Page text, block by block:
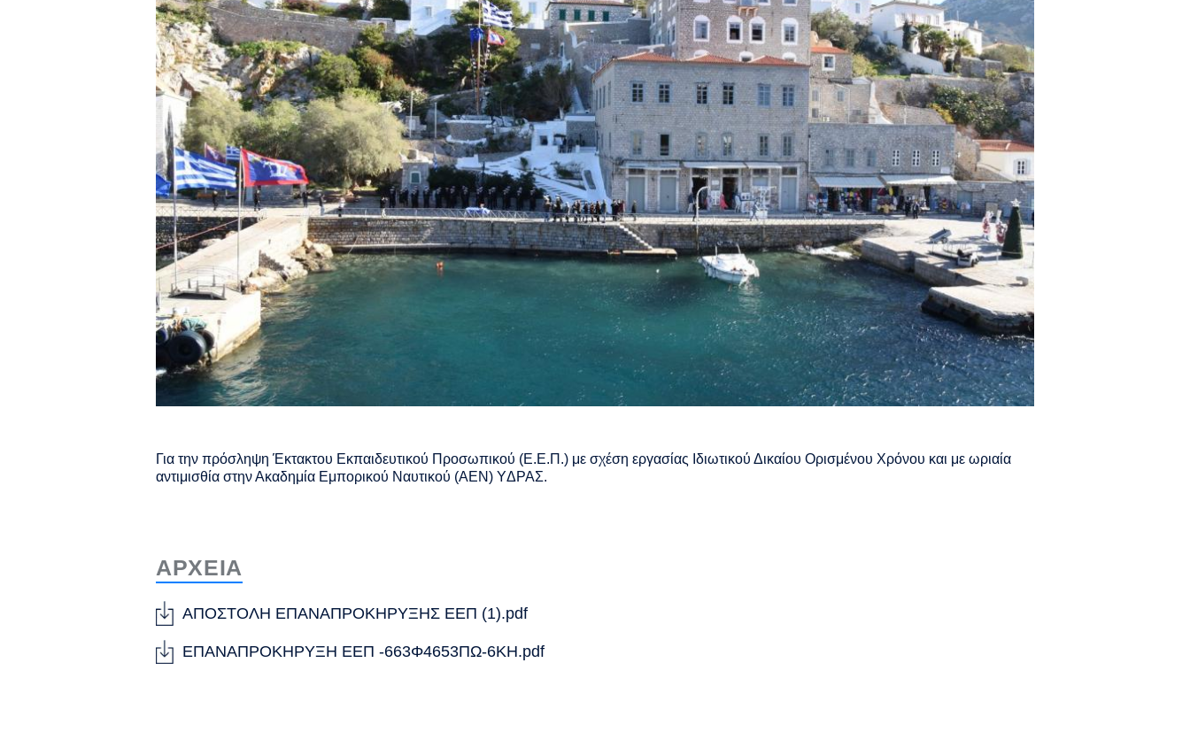
Για την πρόσληψη Έκτακτου Εκπαιδευτικού Προσωπικού (Ε.Ε.Π.) με σχέση εργασίας Ιδιωτικού Δικαίου Ορισμένου Χρόνου και με ωριαία
αντιμισθία στην Ακαδημία Εμπορικού Ναυτικού (ΑΕΝ) YΔΡΑΣ.
ΑΡΧΕΙΑ
ΑΠΟΣΤΟΛΗ ΕΠΑΝΑΠΡΟΚΗΡΥΞΗΣ ΕΕΠ (1).pdf
ΕΠΑΝΑΠΡΟΚΗΡΥΞΗ ΕΕΠ -663Φ4653ΠΩ-6ΚΗ.pdf